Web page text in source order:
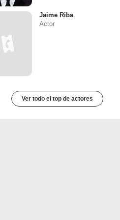
Jaime Riba
Actor
Ver todo el top de actores